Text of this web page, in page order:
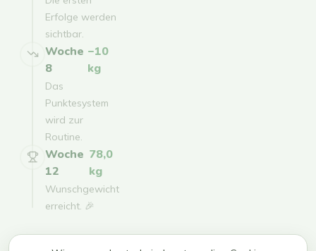
Erfolge werden
sichtbar.
Woche
8
−10
kg
Das
Punktesystem
wird zur
Routine.
Woche
12
78,0
kg
Wunschgewicht
erreicht. 🎉